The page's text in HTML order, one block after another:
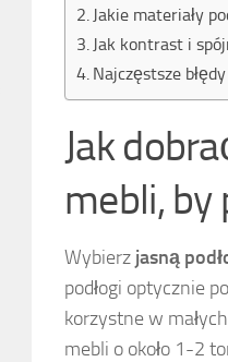
Jakie materiały
Jak kontrast i
Najczęstsze
Jak
mebli, by
Wybierz jasną
podłogi optycznie
korzystne w
mebli o około 1-2